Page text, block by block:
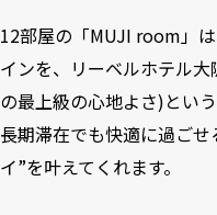
12部屋の「MUJI room」
インを、リーベルホテル
の最上級の心地よさ)とい
長期滞在でも快適に過ご
イ”を叶えてくれます。